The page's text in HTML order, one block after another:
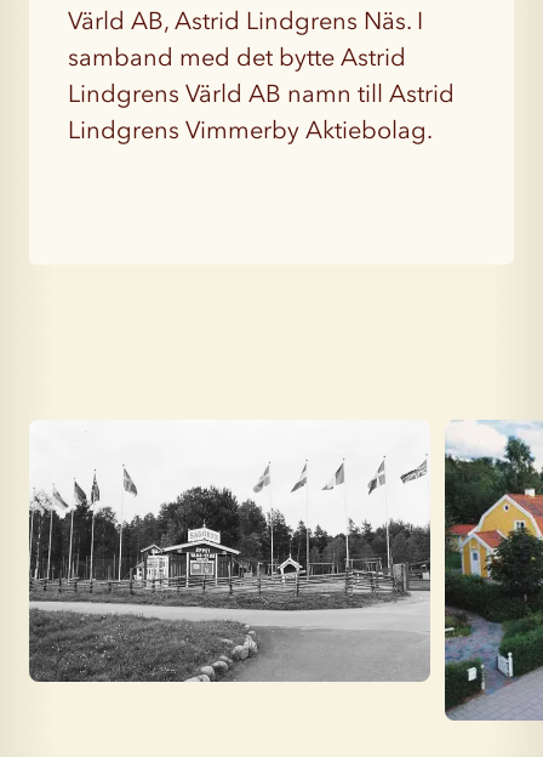
Värld AB, Astrid Lindgrens Näs. I
samband med det bytte Astrid
Lindgrens Värld AB namn till Astrid
Lindgrens Vimmerby Aktiebolag.